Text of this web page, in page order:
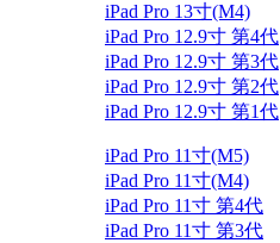
iPad Pro 13寸(M4)
iPad Pro 12.9寸 第4代
iPad Pro 12.9寸 第3代
iPad Pro 12.9寸 第2代
iPad Pro 12.9寸 第1代
iPad Pro 11寸(M5)
iPad Pro 11寸(M4)
iPad Pro 11寸 第4代
iPad Pro 11寸 第3代